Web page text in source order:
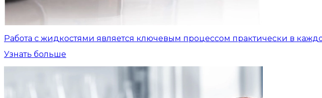
Работа с жидкостями является ключевым процессом практически в
Узнать больше